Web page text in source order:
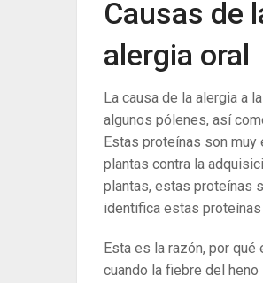
Causas de
alergia oral
La causa de la alergia a
algunos pólenes, así
Estas proteínas son
plantas contra la
plantas, estas proteínas
identifica estas
Esta es la razón, por
cuando la fiebre del